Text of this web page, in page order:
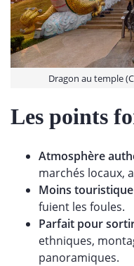
Dragon au temple
Les points
Atmosphère
marchés locaux,
Moins touristique
fuient les foules.
Parfait pour
ethniques,
panoramiques.